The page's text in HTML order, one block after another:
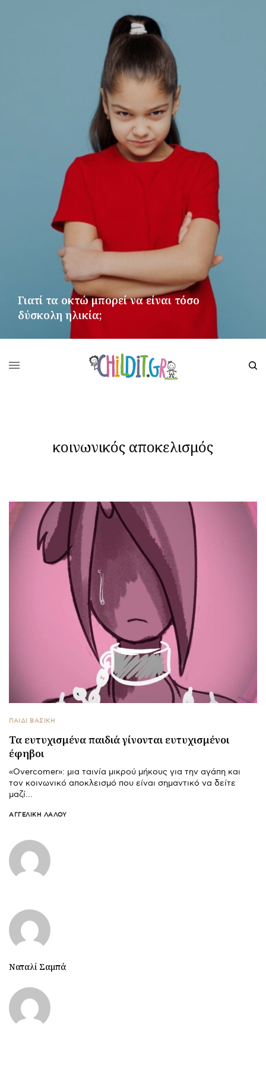
Γιατί τα οκτώ μπορεί να είναι τόσο
δύσκολη ηλικία;
κοινωνικός αποκελισμός
ΠΑΙΔΙ ΒΑΣΙΚΉ
Τα ευτυχισμένα παιδιά γίνονται ευτυχισμένοι
έφηβοι
«Overcomer»: μια ταινία μικρού μήκους για την αγάπη και
τον κοινωνικό αποκλεισμό που είναι σημαντικό να δείτε
μαζί…
ΑΓΓΕΛΙΚΉ ΛΆΛΟΥ
Ναταλί Σαμπά